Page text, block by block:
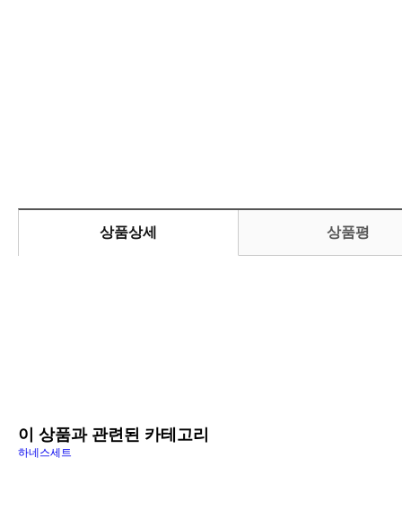
상품상세 상품평
이 상품과 관련된 카테고리
하네스세트